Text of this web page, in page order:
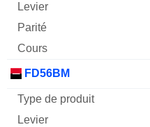
FD56BM